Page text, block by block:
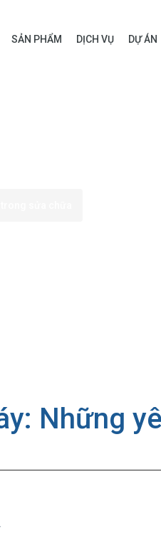
SẢN PHẨM DỊCH VỤ DỰ ÁN
Những